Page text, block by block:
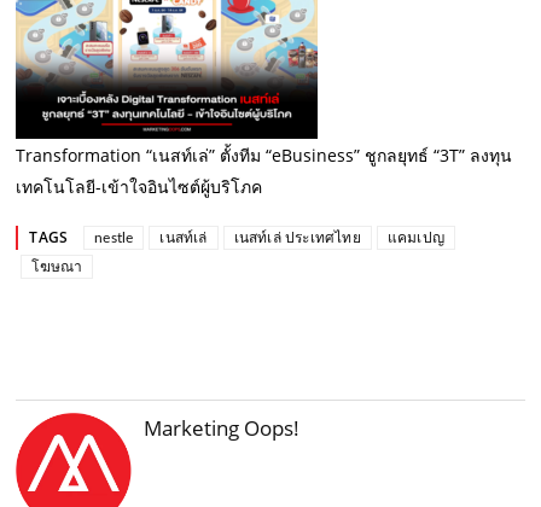
Transformation “เนสท์เล่” ตั้งทีม “eBusiness” ชูกลยุทธ์ “3T” ลงทุน
เทคโนโลยี-เข้าใจอินไซต์ผู้บริโภค
TAGS nestle เนสท์เล่ เนสท์เล่ ประเทศไทย
แคมเปญ
โฆษณา
Marketing Oops!